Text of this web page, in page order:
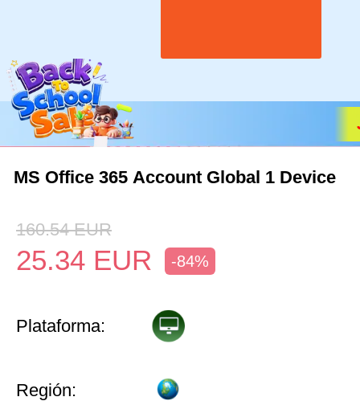
MS Office 365 Account Global 1 Device
160.54 EUR
25.34 EUR -84%
Plataforma:
Región: